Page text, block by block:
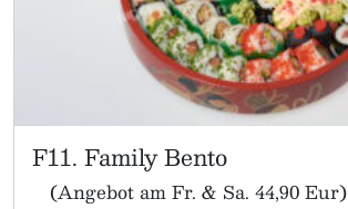
F11. Family Bento
(Angebot am Fr. & Sa. 44,90 Eur)